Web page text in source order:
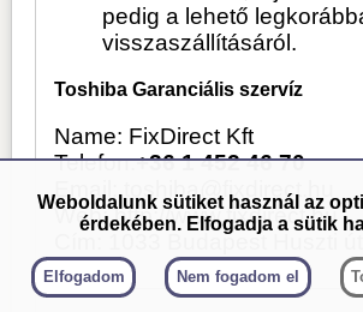
pedig a lehető
visszaszállításáról.
Toshiba Garanciális szervíz
Name: FixDirect Kft
Telefon:+36 1 452 46 70
Email: toshiba@fixdirect.hu
Web: http://www.fixdirect.hu
Cím: 1033 Budapest Huszti út
Weboldalunk sütiket használ az
érdekében. Elfogadja a sütik
Elfogadom Nem fogadom el